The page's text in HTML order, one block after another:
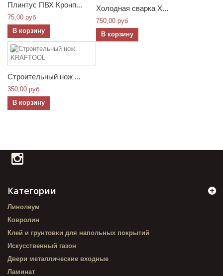
Плинтус ПВХ Кронп...
75,00 руб
В корзину
Холодная сварка Х...
750,00 руб
В корзину
Строительный нож ...
350,00 руб
В корзину
Категории
Линолеум
Ковролин
Клей и грунтовки для напольных покрытий
Искусственный газон
Двери металлические входные
Ламинат